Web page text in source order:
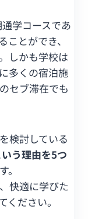
学コースであ
とができ、
しかも学校は
多くの宿泊施
セブ滞在でも
検討している
いう理由を5つ
。
快適に学びた
ださい。